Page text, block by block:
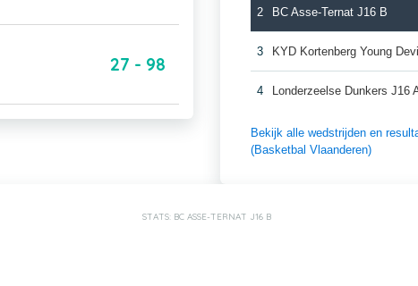
27 - 98
2 BC Asse-Ternat J16 B
3 KYD Kortenberg Young
4 Londerzeelse Dunkers J16
Bekijk alle wedstrijden en
(Basketbal Vlaanderen)
STATS: BC ASSE-TERNAT J16 B